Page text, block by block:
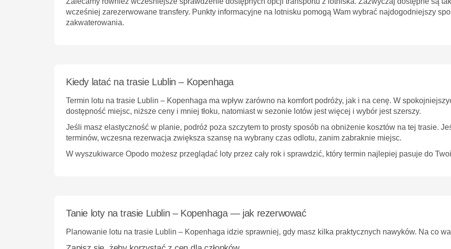
wcześniej zarezerwowane transfery. Punkty informacyjne na lotnisku pomogą Wam wybrać najdogodniejszy
zakwaterowania.
Kiedy latać na trasie Lublin – Kopenhaga
Termin lotu na trasie Lublin – Kopenhaga ma wpływ zarówno na komfort podróży, jak i na cenę. W
dostępność miejsc, niższe ceny i mniej tłoku, natomiast w sezonie lotów jest więcej i wybór jest szerszy.
Jeśli masz elastyczność w planie, podróż poza szczytem to prosty sposób na obniżenie kosztów na tej trasie.
terminów, wczesna rezerwacja zwiększa szansę na wybrany czas odlotu, zanim zabraknie miejsc.
W wyszukiwarce Opodo możesz przeglądać loty przez cały rok i sprawdzić, który termin najlepiej pasuje do
Tanie loty na trasie Lublin – Kopenhaga — jak rezerwować
Planowanie lotu na trasie Lublin – Kopenhaga idzie sprawniej, gdy masz kilka praktycznych nawyków. Na co